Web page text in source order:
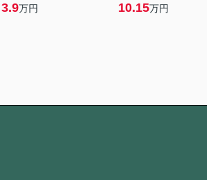
3.9万円 10.15万円